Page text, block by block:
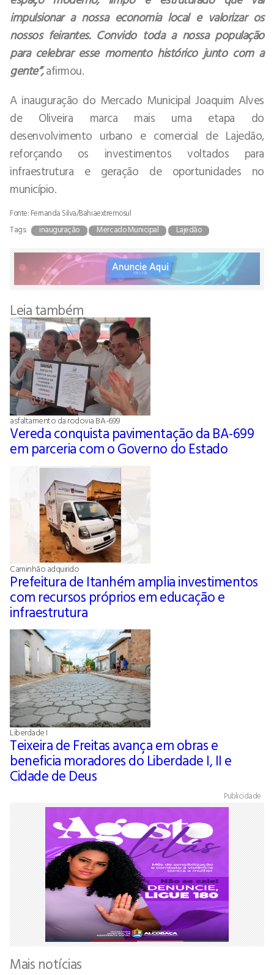
impulsionar a nossa economia local e valorizar os
nossos feirantes. Convido toda a nossa população
para celebrar esse momento histórico junto com a
gente”,afirmou.
A inauguração do Mercado Municipal Joaquim Alves
de Oliveira marca mais uma etapa do
desenvolvimento urbano e comercial de Lajedão,
reforçando os investimentos voltados para
infraestrutura e geração de oportunidades no
município.
Fonte: Fernanda Silva/Bahiaextremosul
Tags:
inauguração Mercado Municipal Lajedão
Leia também
asfaltamento da rodovia BA-699
Vereda conquista pavimentação da BA-699
em parceria com o Governo do Estado
Caminhão adquirido
Prefeitura de Itanhém amplia investimentos
com recursos próprios em educação e
infraestrutura
Liberdade I
Teixeira de Freitas avança em obras e
beneficia moradores do Liberdade I, II e
Cidade de Deus
Publicidade
Mais notícias